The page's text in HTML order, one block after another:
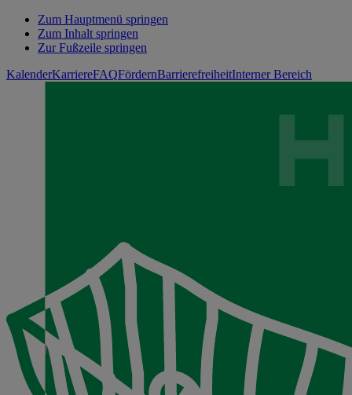
Zum Hauptmenü springen
Zum Inhalt springen
Zur Fußzeile springen
KalenderKarriereFAQFördernBarrierefreiheitInterner Bereich